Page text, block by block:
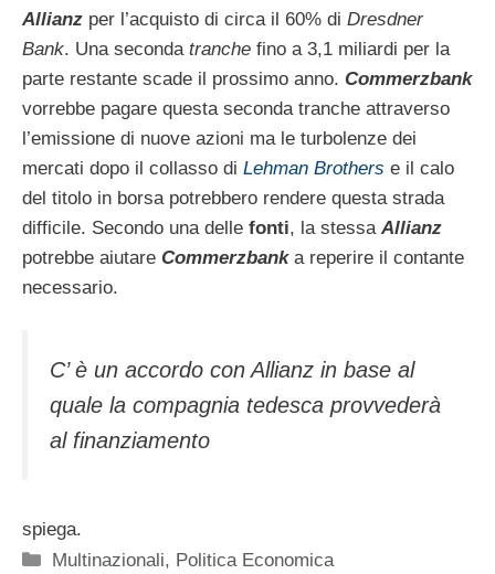
Allianz per l’acquisto di circa il 60% di Dresdner
Bank. Una seconda tranche fino a 3,1 miliardi per la
parte restante scade il prossimo anno. Commerzbank
vorrebbe pagare questa seconda tranche attraverso
l’emissione di nuove azioni ma le turbolenze dei
mercati dopo il collasso di Lehman Brothers e il calo
del titolo in borsa potrebbero rendere questa strada
difficile. Secondo una delle fonti, la stessa Allianz
potrebbe aiutare Commerzbanka reperire il contante
necessario.
C’ è un accordo con Allianz in base al
quale la compagnia tedesca provvederà
al finanziamento
spiega.
Categorie
Multinazionali, Politica Economica